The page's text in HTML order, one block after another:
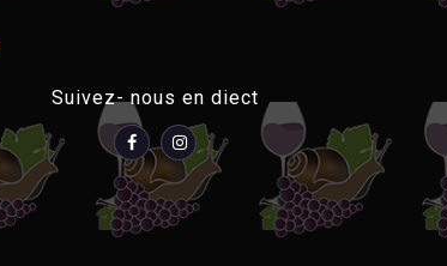
Suivez- nous en diect